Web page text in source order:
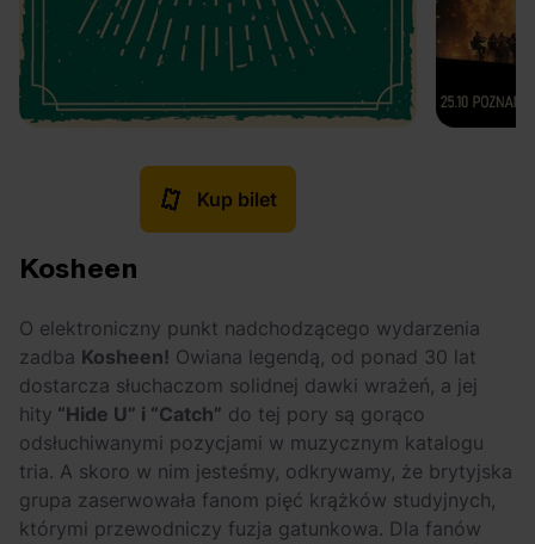
Kup bilet
Kosheen
O elektroniczny punkt nadchodzącego wydarzenia
zadba Kosheen! Owiana legendą, od ponad 30 lat
dostarcza słuchaczom solidnej dawki wrażeń, a jej
hity “Hide U” i “Catch” do tej pory są gorąco
odsłuchiwanymi pozycjami w muzycznym katalogu
tria. A skoro w nim jesteśmy, odkrywamy, że brytyjska
grupa zaserwowała fanom pięć krążków studyjnych,
którymi przewodniczy fuzja gatunkowa. Dla fanów